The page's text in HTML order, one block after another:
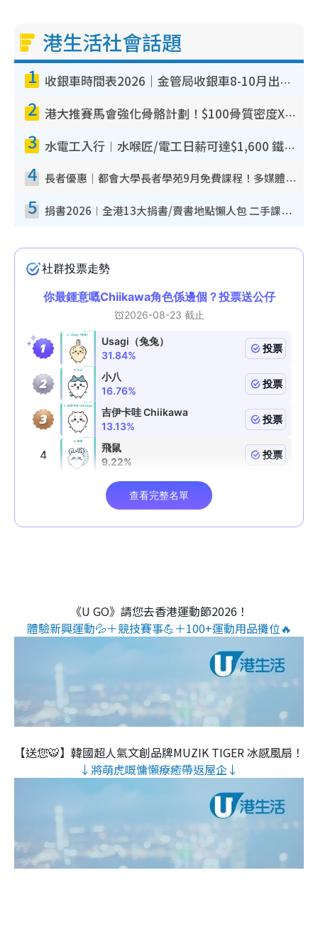
港生活社會話題
1 收銀車時間表2026｜金管局收銀車8-10月出沒地點+時間！無須手續費！硬幣免費轉現鈔或增值至八達通
2 港大推賽馬會強化骨骼計劃！$100骨質密度X光檢查 完成免費運動訓練送超市禮券！附參加資格
3 水電工入行︱水喉匠/電工日薪可達$1,600 鐵飯碗職業難被AI取代！附薪酬參考＋入行考牌途徑
4 長者優惠｜都會大學長者學苑9月免費課程！多媒體/微電影創作/網絡安全 附報名方法教學
5 捐書2026︱全港13大捐書/賣書地點懶人包 二手課本最高$150＋舊書換免費咖啡/戲票
《U GO》請您去香港運動節2026！
體驗新興運動💦＋競技賽事💪＋100+運動用品攤位🔥
【送您🐯】韓國超人氣文創品牌MUZIK TIGER 冰感風扇！
↓將萌虎嘅慵懶療癒帶返屋企↓